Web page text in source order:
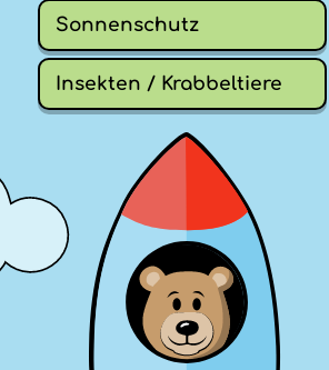
Sonnenschutz
Insekten / Krabbeltiere